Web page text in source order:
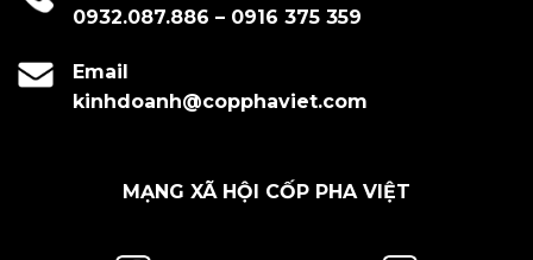
0932.087.886 – 0916 375 359
Email
kinhdoanh@copphaviet.com
MẠNG XÃ HỘI CỐP PHA VIỆT